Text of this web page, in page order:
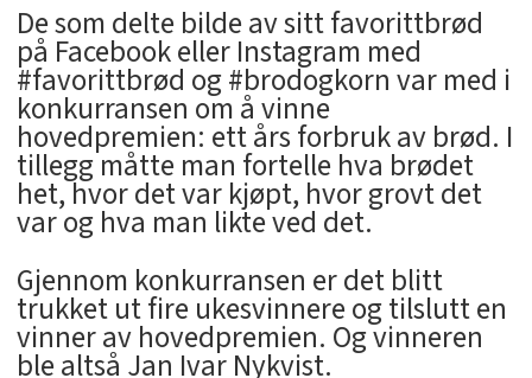
De som delte bilde av sitt favorittbrød
på Facebook eller Instagram med
#favorittbrød og #brodogkorn var med i
konkurransen om å vinne
hovedpremien: ett års forbruk av brød. I
tillegg måtte man fortelle hva brødet
het, hvor det var kjøpt, hvor grovt det
var og hva man likte ved det.
Gjennom konkurransen er det blitt
trukket ut fire ukesvinnere og tilslutt en
vinner av hovedpremien. Og vinneren
ble altså Jan Ivar Nykvist.